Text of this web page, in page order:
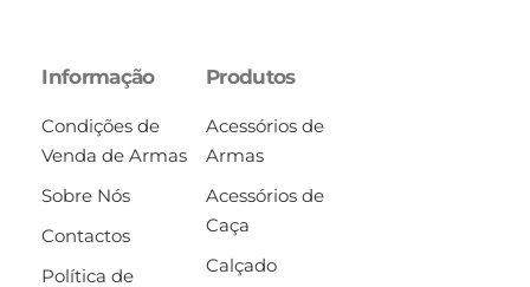
Informação
Condições de
Venda de Armas
Sobre Nós
Contactos
Política de
Produtos
Acessórios de
Armas
Acessórios de
Caça
Calçado